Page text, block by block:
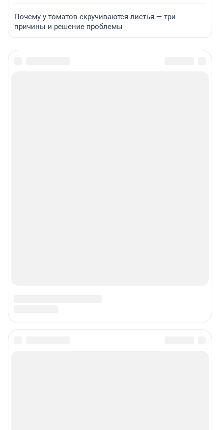
Почему у томатов скручиваются листья — три
причины и решение проблемы